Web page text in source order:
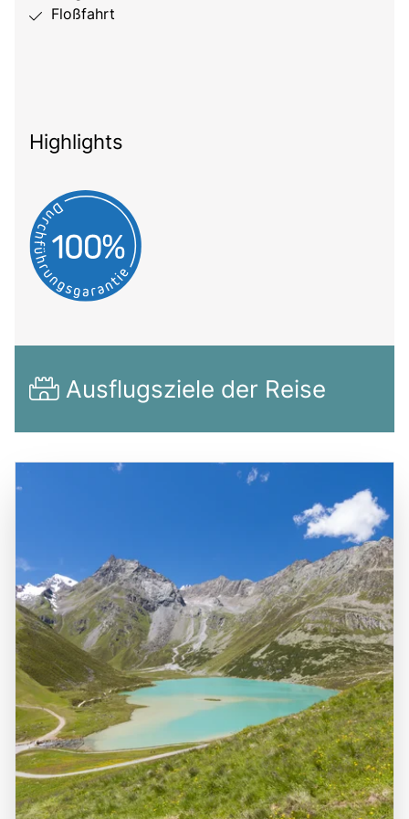
Floßfahrt
Highlights
Ausflugsziele der Reise